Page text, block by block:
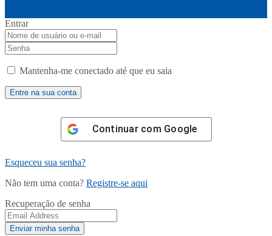
Entrar
Mantenha-me conectado até que eu saia
Continuar com Google
Esqueceu sua senha?
Não tem uma conta? Registre-se aqui
Recuperação de senha